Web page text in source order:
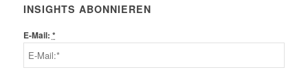
INSIGHTS ABONNIEREN
E-Mail: *